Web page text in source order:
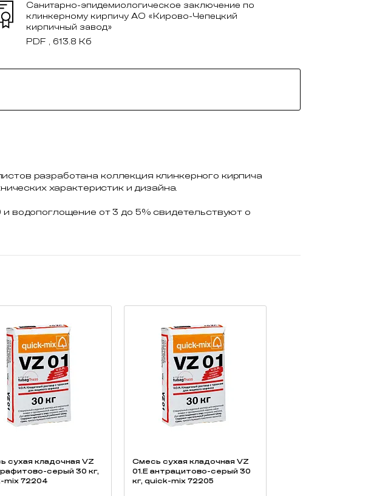
Санитарно-эпидемиологическое заключение по
клинкерному кирпичу АО «Кирово-Чепецкий
кирпичный завод»
PDF , 613.8 Кб
разработана коллекция клинкерного кирпича
характеристик и дизайна.
водопоглощение от 3 до 5% свидетельствуют о
cухая кладочная VZ
серый 30 кг,
mix 72204
Смесь cухая кладочная VZ
01.E антрацитово-серый 30
кг, quick-mix 72205